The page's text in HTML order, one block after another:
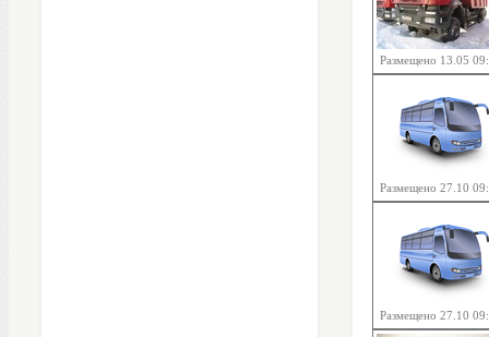
Размещено 13.05
Размещено 27.10
Размещено 27.10